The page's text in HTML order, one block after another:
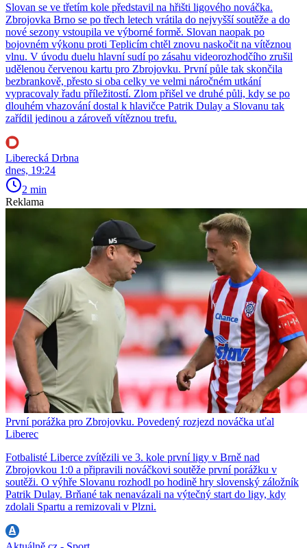
Slovan se ve třetím kole představil na hřišti ligového nováčka.
Zbrojovka Brno se po třech letech vrátila do nejvyšší soutěže a do
nové sezony vstoupila ve výborné formě. Slovan naopak po
bojovném výkonu proti Teplicím chtěl znovu naskočit na vítěznou
vlnu. V úvodu duelu hlavní sudí po zásahu videorozhodčího zrušil
udělenou červenou kartu pro Zbrojovku. První půle tak skončila
bezbrankově, přesto si oba celky ve velmi náročném utkání
vypracovaly řadu příležitostí. Zlom přišel ve druhé půli, kdy se po
dlouhém vhazování dostal k hlavičce Patrik Dulay a Slovanu tak
zařídil jedinou a zároveň vítěznou trefu.
Liberecká Drbna
dnes, 19:24
2 min
Reklama
První porážka pro Zbrojovku. Povedený rozjezd nováčka uťal
Liberec
Fotbalisté Liberce zvítězili ve 3. kole první ligy v Brně nad
Zbrojovkou 1:0 a připravili nováčkovi soutěže první porážku v
soutěži. O výhře Slovanu rozhodl po hodině hry slovenský záložník
Patrik Dulay. Brňané tak nenavázali na výtečný start do ligy, kdy
zdolali Spartu a remizovali v Plzni.